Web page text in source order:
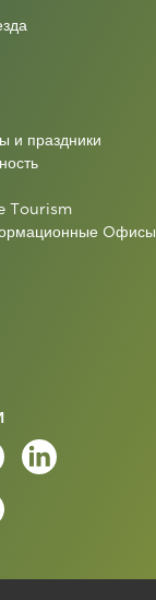
и праздники
Tourism
Oфисы